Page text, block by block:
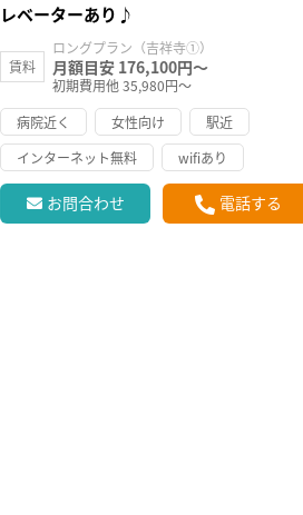
レベーターあり♪
賃料
ロングプラン（吉祥寺①）
月額目安 176,100円～
初期費用他 35,980円～
病院近く
女性向け
駅近
インターネット無料
wifiあり
お問合わせ 電話する